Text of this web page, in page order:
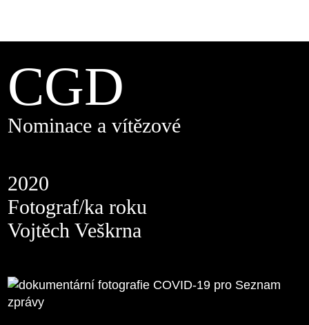
CGD
Nominace a vítězové
2020
Fotograf/ka roku
Vojtěch Veškrna